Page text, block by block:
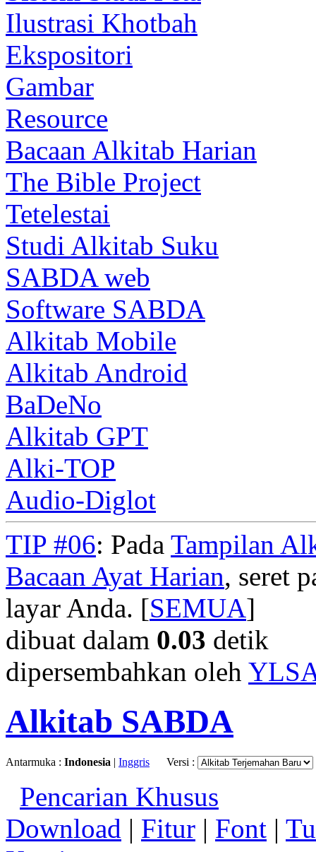
Ilustrasi Khotbah
Ekspositori
Gambar
Resource
Bacaan Alkitab Harian
The Bible Project
Tetelestai
Studi Alkitab Suku
SABDA web
Software SABDA
Alkitab Mobile
Alkitab Android
BaDeNo
Alkitab GPT
Alki-TOP
Audio-Diglot
TIP #06: Pada Tampilan
Bacaan Ayat Harian, seret
layar Anda. [SEMUA]
dibuat dalam 0.03 detik
dipersembahkan oleh
Alkitab SABDA
Antarmuka : Indonesia | Inggris Versi :
Pencarian Khusus
Download | Fitur | Font |